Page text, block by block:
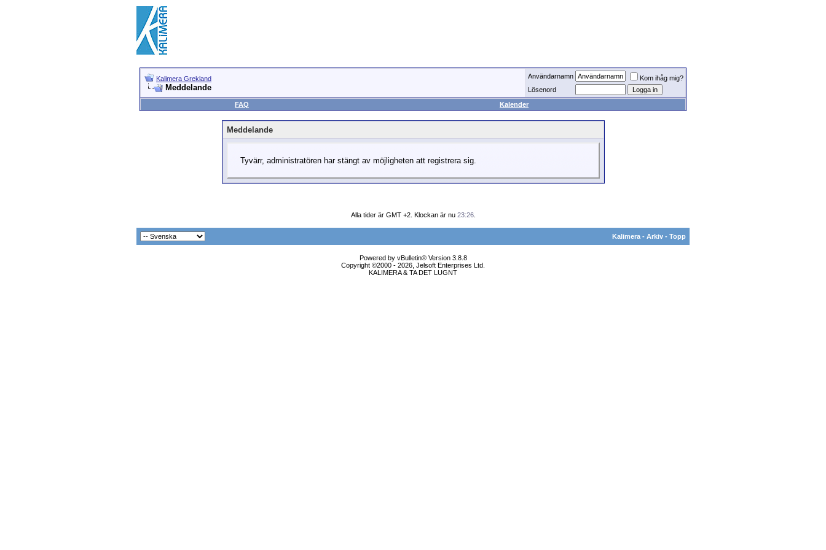
Kalimera Grekland
Meddelande
Användarnamn
Kom ihåg mig?
Lösenord
FAQ
Kalender
Meddelande
Tyvärr, administratören har stängt av möjligheten att registrera sig.
Alla tider är GMT +2. Klockan är nu 23:26.
Kalimera - Arkiv - Topp
Powered by vBulletin® Version 3.8.8
Copyright ©2000 - 2026, Jelsoft Enterprises Ltd.
KALIMERA & TA DET LUGNT